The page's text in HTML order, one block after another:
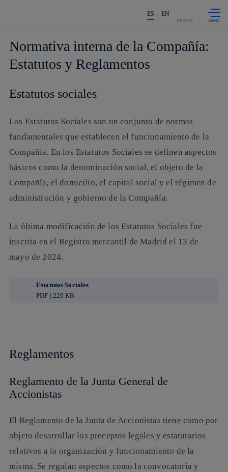
La acción en accionistas e
ES EN
BUSCAR
Normativa interna de la Compañía:
Estatutos y Reglamentos
Estatutos sociales
Los Estatutos Sociales son un conjunto de normas
fundamentales que establecen el funcionamiento de la
Compañía. En los Estatutos Sociales se definen aspectos
básicos como la denominación social, el objeto de la
Compañía, el domicilio, el capital social y el régimen de
administración y gobierno de la Compañía.
La última modificación de los Estatutos Sociales fue
inscrita en el Registro mercantil de Madrid el 13 de
mayo de 2024.
Estatutos Sociales
PDF | 229 KB
Reglamentos
Reglamento de la Junta General de
Accionistas
El Reglamento de la Junta de Accionistas tiene como por
objeto desarrollar los preceptos legales y estatutarios
relativos a la organización y funcionamiento de la
misma. Se regulan aspectos como la convocatoria y